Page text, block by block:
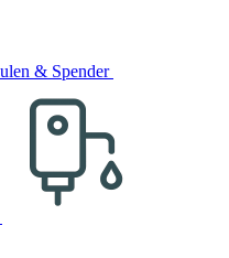
& Spender